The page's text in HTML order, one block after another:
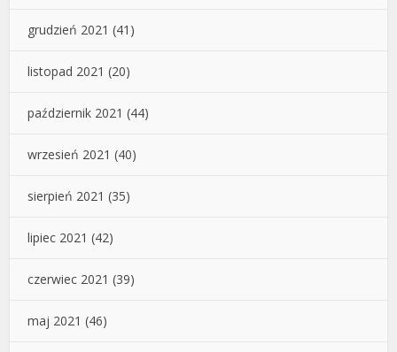
grudzień 2021 (41)
listopad 2021 (20)
październik 2021 (44)
wrzesień 2021 (40)
sierpień 2021 (35)
lipiec 2021 (42)
czerwiec 2021 (39)
maj 2021 (46)